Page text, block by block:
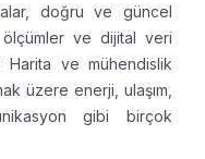
doğru ve güncel
ölçümler ve dijital veri
Harita ve mühendislik
üzere enerji, ulaşım,
gibi birçok